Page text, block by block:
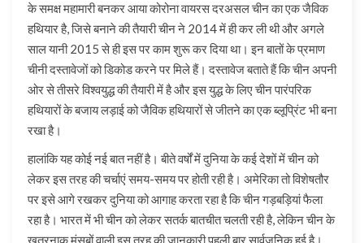
के समक्ष महामारी बनकर आया कोरोना वायरस दरअसल चीन का एक जैविक
हथियार है, जिसे बनाने की तैयारी चीन ने 2014 में ही कर ली थी और अगले
साल यानी 2015 से ही इस पर काम शुरू कर दिया था। इन बातों के प्रमाण
चीनी दस्तावेजों को डिकोड करने पर मिले हैं। दस्तावेज बताते हैं कि चीन अपनी
ओर से तीसरे विश्वयुद्ध की तैयारी में है और इस युद्ध के लिए चीन पारंपरिक
हथियारों के बजाय लड़ाई को जैविक हथियारों से जीतने का एक ब्लूप्रिंट भी बना
रखा है।
हालांकि यह कोई नई बात नहीं है। बीते वर्षों में दुनिया के कई देशों में चीन को
लेकर इस तरह की चर्चाएं समय-समय पर होती रही है। अमेरिका तो विशेषतौर
पर इसे आगे रखकर दुनिया को आगाह करता रहा है कि चीन गड़बड़ियां फैला
रहा है। भारत में भी चीन को लेकर सतर्क बातचीत चलती रही है, लेकिन चीन के
खतरनाक मंसूबों वाली इस तरह की जानकारी पहली बार सार्वजनिक हुई है।